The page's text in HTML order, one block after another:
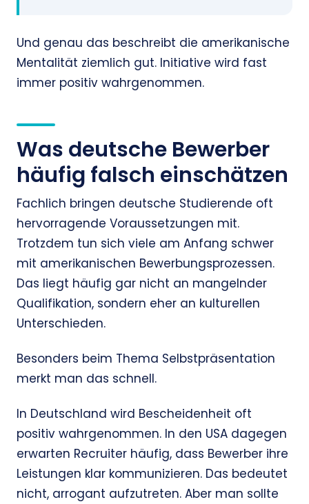
Und genau das beschreibt die amerikanische
Mentalität ziemlich gut. Initiative wird fast
immer positiv wahrgenommen.
Was deutsche Bewerber
häufig falsch einschätzen
Fachlich bringen deutsche Studierende oft
hervorragende Voraussetzungen mit.
Trotzdem tun sich viele am Anfang schwer
mit amerikanischen Bewerbungsprozessen.
Das liegt häufig gar nicht an mangelnder
Qualifikation, sondern eher an kulturellen
Unterschieden.
Besonders beim Thema Selbstpräsentation
merkt man das schnell.
In Deutschland wird Bescheidenheit oft
positiv wahrgenommen. In den USA dagegen
erwarten Recruiter häufig, dass Bewerber ihre
Leistungen klar kommunizieren. Das bedeutet
nicht, arrogant aufzutreten. Aber man sollte